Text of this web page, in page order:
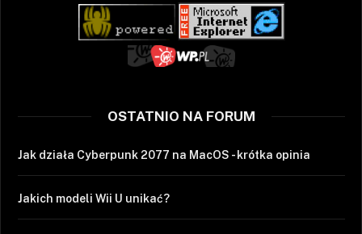
OSTATNIO NA FORUM
Jak działa Cyberpunk 2077 na MacOS - krótka opinia
Jakich modeli Wii U unikać?